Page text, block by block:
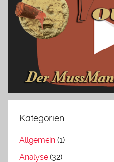
Kategorien
Allgemein (1)
Analyse (32)